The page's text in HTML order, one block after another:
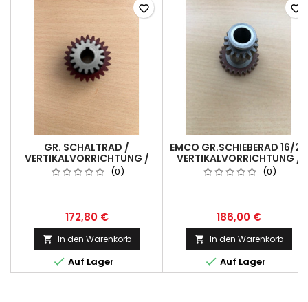
GR. SCHALTRAD /
VERTIKALVORRICHTUNG /
MAXIMAT V10/ EMCOMAT
8.4/8.6
(0)
172,80 €
 In den Warenkorb
 Auf Lager
favorite_border
EMCO GR.SCHIEBERAD 16/24
VERTIKALVORRICHTUNG /
MAXIMAT V10/ EMCOMAT
8.4/8.6
(0)
186,00 €
 In den Warenkorb
 Auf Lager
favorite_border